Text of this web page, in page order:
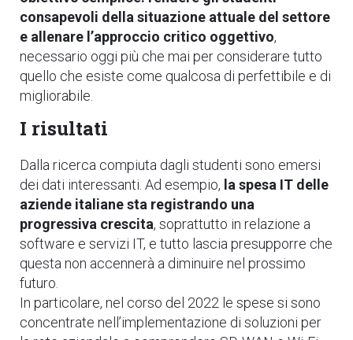
consapevoli della situazione attuale del settore
e allenare l’approccio critico oggettivo,
necessario oggi più che mai per considerare tutto
quello che esiste come qualcosa di perfettibile e di
migliorabile.
I risultati
Dalla ricerca compiuta dagli studenti sono emersi
dei dati interessanti. Ad esempio, la spesa IT delle
aziende italiane sta registrando una
progressiva crescita, soprattutto in relazione a
software e servizi IT, e tutto lascia presupporre che
questa non accennerà a diminuire nel prossimo
futuro.
In particolare, nel corso del 2022 le spese si sono
concentrate nell’implementazione di soluzioni per